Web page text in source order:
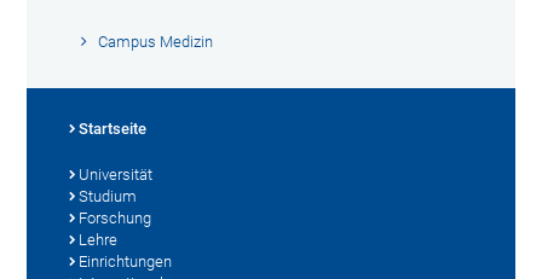
Campus Medizin
Startseite
Universität
Studium
Forschung
Lehre
Einrichtungen